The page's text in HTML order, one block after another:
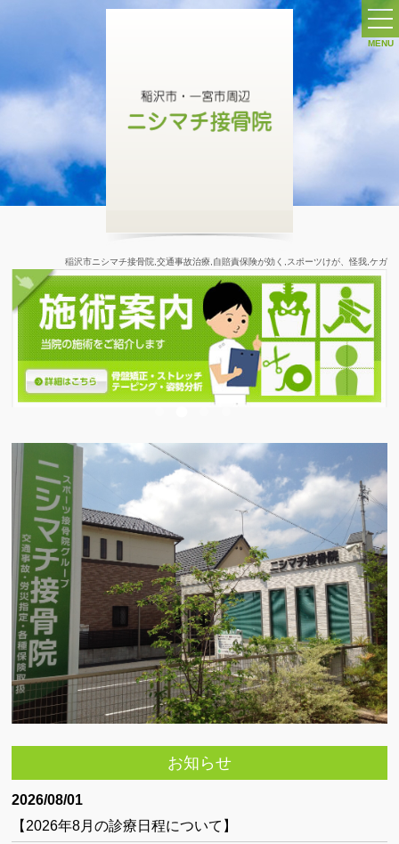
稲沢市ニシマチ接骨院,交通事故治療,自賠責保険が効く,スポーツけが、怪我,ケガ
MENU
交通事故治療 ∨
交通事故施術について
施術の特長
交通事故 症状別
交通事故ガイド
交通事故Q&A
交通事故ケース別保険ガイド
スポーツ治療 ∨
スポーツの怪我事例集
練習しながらの施術
代表的なスポーツ障害について
超音波検査
テーピング
施術メニュー ∨
猫背矯正
肩こり改善治療
骨盤矯正
EMS体幹トレーニング
お知らせ
2026/08/01
【2026年8月の診療日程について】